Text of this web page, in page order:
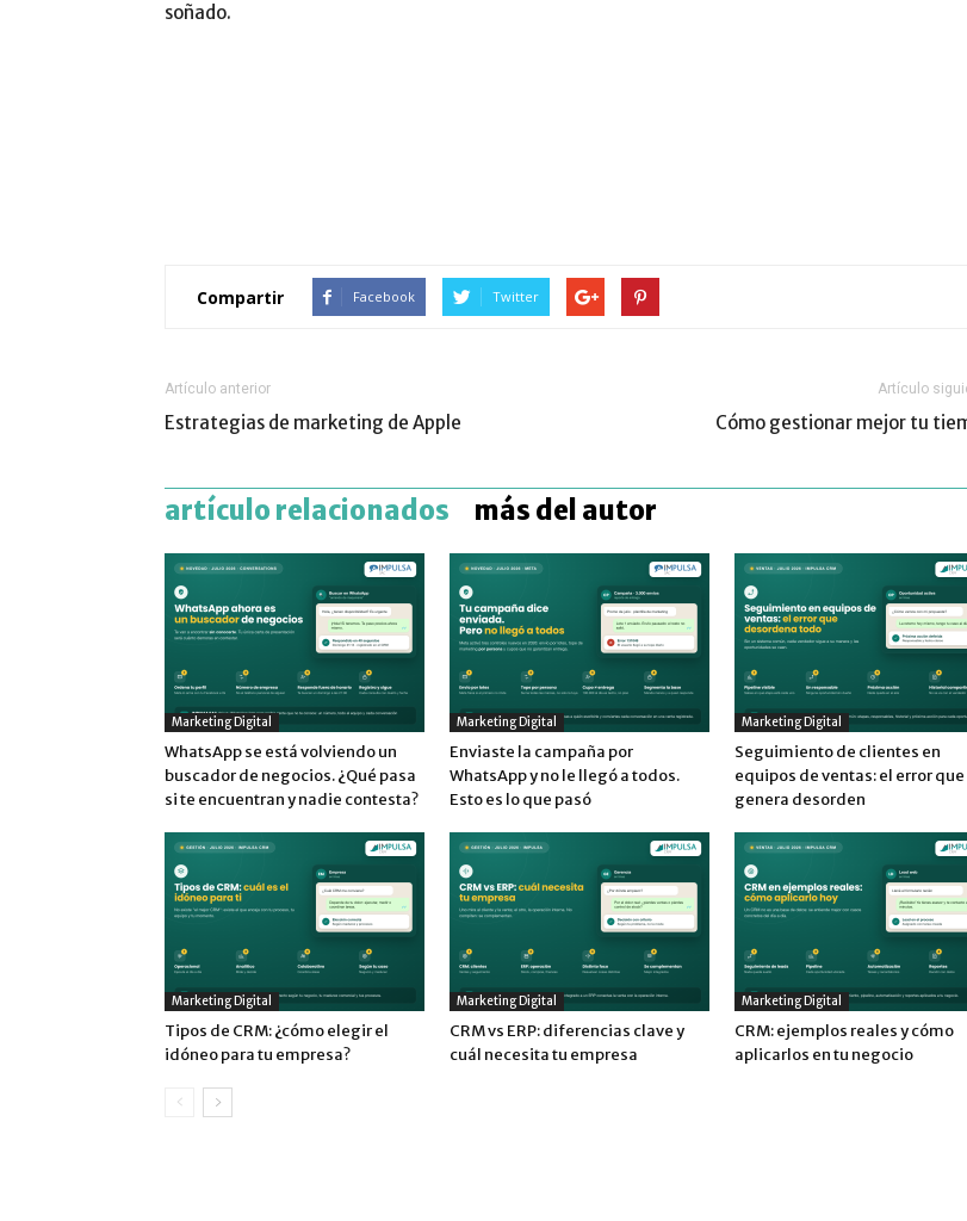
soñado.
Compartir Facebook Twitter
Artículo anterior
Estrategias de marketing de Apple
Artículo
Cómo gestionar mejor tu
artículo relacionados más del autor
Marketing Digital
WhatsApp se está volviendo un
buscador de negocios. ¿Qué pasa
si te encuentran y nadie contesta?
Marketing Digital
Enviaste la campaña por
WhatsApp y no le llegó a todos.
Esto es lo que pasó
Marketing Digital
Seguimiento de clientes en
equipos de ventas: el error que
genera desorden
Marketing Digital
Tipos de CRM: ¿cómo elegir el
idóneo para tu empresa?
Marketing Digital
CRM vs ERP: diferencias clave y
cuál necesita tu empresa
Marketing Digital
CRM: ejemplos reales y cómo
aplicarlos en tu negocio